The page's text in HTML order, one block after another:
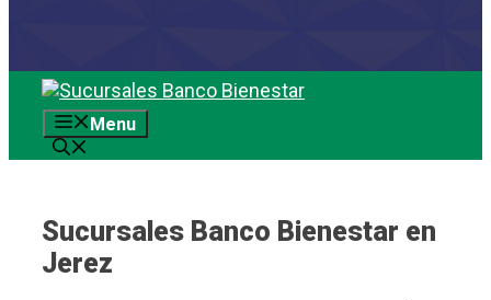
Saltar
contenidoMenu
Sucursales Banco Bienestar en
Jerez